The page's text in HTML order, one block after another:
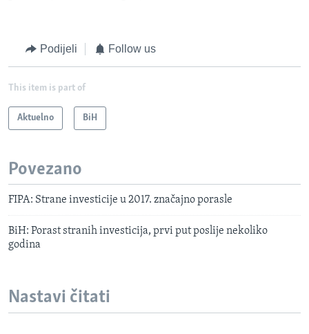
Podijeli Follow us
This item is part of
Aktuelno BiH
Povezano
FIPA: Strane investicije u 2017. značajno porasle
BiH: Porast stranih investicija, prvi put poslije nekoliko
godina
Nastavi čitati